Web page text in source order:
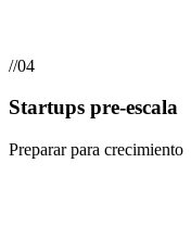
//04
Startups pre-escala
Preparar para crecimiento